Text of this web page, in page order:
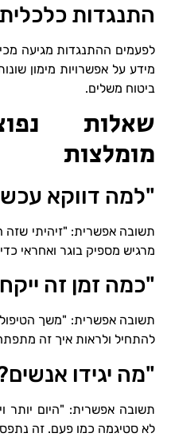
התנגדות כלכלית
לפעמים ההתנגדות מגיעה
מידע על אפשרויות מימון
ביטוח משלים.
שאלות
מומלצות
"למה דווקא
תשובה אפשרית: "זיהיתי שזה
מרגיש מספיק בוגר ואחראי
"כמה זמן זה
תשובה אפשרית: "משך
להתחיל ולראות איך זה
"מה יגידו
תשובה אפשרית: "היום יותר
לא סטיגמה כמו פעם. זה נתפס